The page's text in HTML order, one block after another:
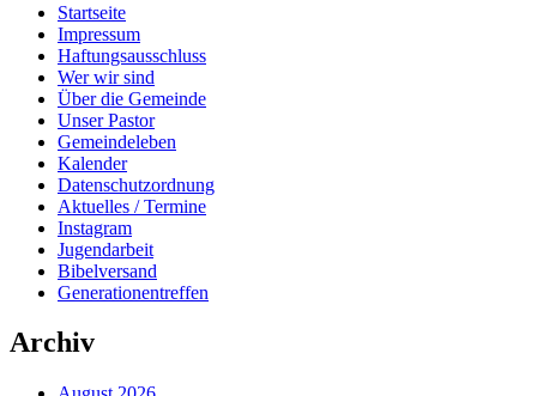
Startseite
Impressum
Haftungsausschluss
Wer wir sind
Über die Gemeinde
Unser Pastor
Gemeindeleben
Kalender
Datenschutzordnung
Aktuelles / Termine
Instagram
Jugendarbeit
Bibelversand
Generationentreffen
Archiv